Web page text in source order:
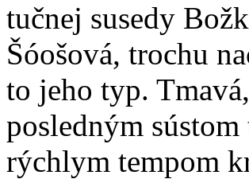
tučnej susedy
Šóošová, trochu
to jeho typ.
posledným
rýchlym tempom